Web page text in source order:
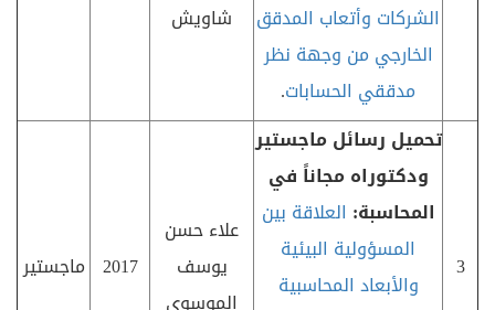
الشركات وأتعاب المدقق
الخارجي من وجهة نظر
مدققي الحسابات.
شاويش
3
تحميل رسائل ماجستير
ودكتوراه مجاناً في
المحاسبة: العلاقة بين
المسؤولية البيئية
والأبعاد المحاسبية
علاء حسن
يوسف
الموسوي
2017 ماجستير